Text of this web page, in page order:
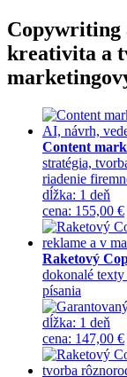
Copywriting
kreativita a
Content
stratégia,
riadenie
dĺžka: 1 deň
cena: 155,00 €
Raketový
dokonalé texty
písania
dĺžka: 1 deň
cena: 147,00 €